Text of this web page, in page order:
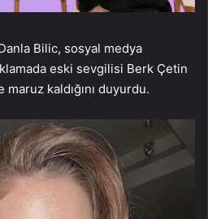
Bilic, sosyal medya
eski sevgilisi Berk Çetin
kaldığını duyurdu.